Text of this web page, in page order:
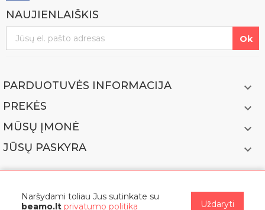
NAUJIENLAIŠKIS
PARDUOTUVĖS INFORMACIJA 
PREKĖS 
MŪSŲ ĮMONĖ 
JŪSŲ PASKYRA 
© 2022 BEAMO
Naršydami toliau Jus sutinkate su
beamo.lt privatumo politika Uždaryti